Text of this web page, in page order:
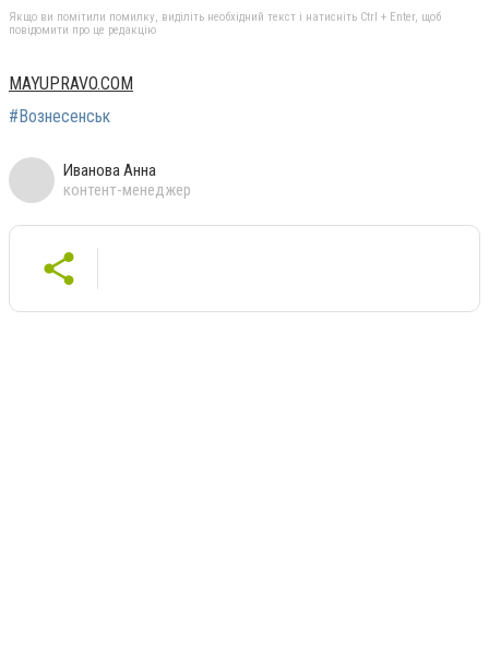
Якщо ви помітили помилку, виділіть необхідний текст і натисніть Ctrl + Enter, щоб
повідомити про це редакцію
MAYUPRAVO.COM
#Вознесенськ
Иванова Анна
контент-менеджер